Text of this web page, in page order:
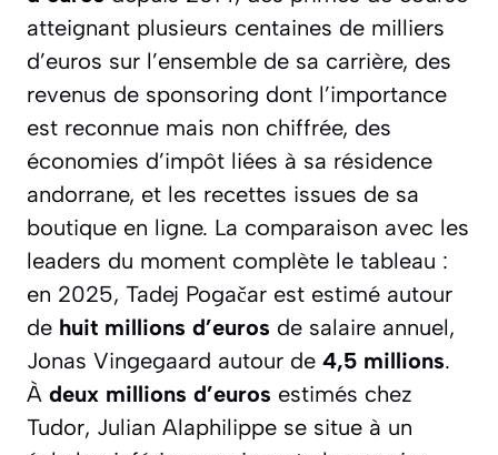
atteignant plusieurs centaines de milliers
d’euros sur l’ensemble de sa carrière, des
revenus de sponsoring dont l’importance
est reconnue mais non chiffrée, des
économies d’impôt liées à sa résidence
andorrane, et les recettes issues de sa
boutique en ligne. La comparaison avec les
leaders du moment complète le tableau :
en 2025, Tadej Pogačar est estimé autour
de huit millions d’euros de salaire annuel,
Jonas Vingegaard autour de 4,5 millions.
À deux millions d’euros estimés chez
Tudor, Julian Alaphilippe se situe à un